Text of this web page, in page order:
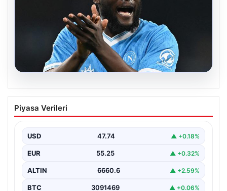
08.08.2026
Fenerbahçe, Lukaku transferini
bitiriyor! Defansların korkulu rüyası
Piyasa Verileri
USD 47.74 ▲ +0.18%
EUR 55.25 ▲ +0.32%
ALTIN 6660.6 ▲ +2.59%
BTC 3091469 ▲ +0.06%